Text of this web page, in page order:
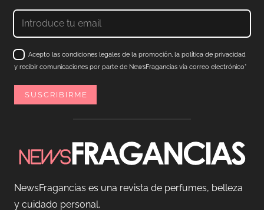
Acepto las condiciones legales de la promoción, la política de privacidad
y recibir comunicaciones por parte de NewsFragancias vía correo electrónico*
NewsFragancias es una revista de perfumes, belleza
y cuidado personal.